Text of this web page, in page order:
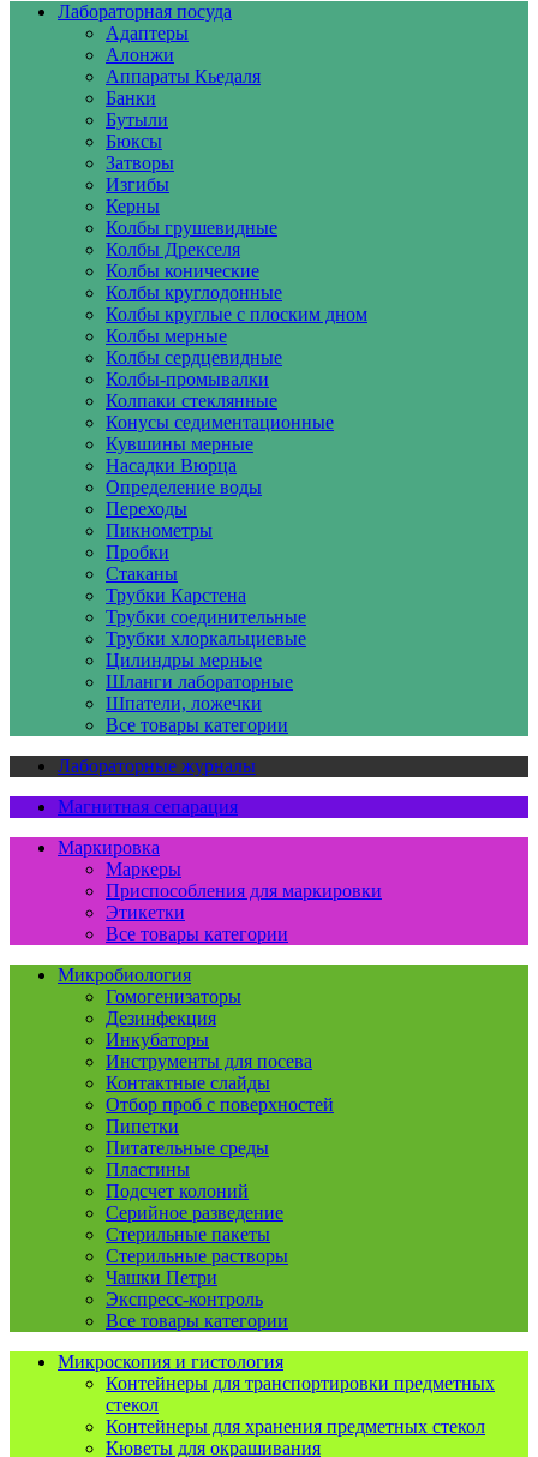
Лабораторная посуда
Адаптеры
Алонжи
Аппараты Кьедаля
Банки
Бутыли
Бюксы
Затворы
Изгибы
Керны
Колбы грушевидные
Колбы Дрекселя
Колбы конические
Колбы круглодонные
Колбы круглые с плоским дном
Колбы мерные
Колбы сердцевидные
Колбы-промывалки
Колпаки стеклянные
Конусы седиментационные
Кувшины мерные
Насадки Вюрца
Определение воды
Переходы
Пикнометры
Пробки
Стаканы
Трубки Карстена
Трубки соединительные
Трубки хлоркальциевые
Цилиндры мерные
Шланги лабораторные
Шпатели, ложечки
Все товары категории
Лабораторные журналы
Магнитная сепарация
Маркировка
Маркеры
Приспособления для маркировки
Этикетки
Все товары категории
Микробиология
Гомогенизаторы
Дезинфекция
Инкубаторы
Инструменты для посева
Контактные слайды
Отбор проб с поверхностей
Пипетки
Питательные среды
Пластины
Подсчет колоний
Серийное разведение
Стерильные пакеты
Стерильные растворы
Чашки Петри
Экспресс-контроль
Все товары категории
Микроскопия и гистология
Контейнеры для транспортировки предметных
стекол
Контейнеры для хранения предметных стекол
Кюветы для окрашивания